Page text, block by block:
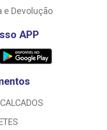
e Devolução
APP